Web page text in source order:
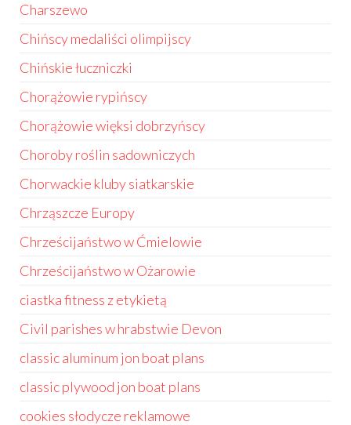
Charszewo
Chińscy medaliści olimpijscy
Chińskie łuczniczki
Chorążowie rypińscy
Chorążowie więksi dobrzyńscy
Choroby roślin sadowniczych
Chorwackie kluby siatkarskie
Chrząszcze Europy
Chrześcijaństwo w Ćmielowie
Chrześcijaństwo w Ożarowie
ciastka fitness z etykietą
Civil parishes w hrabstwie Devon
classic aluminum jon boat plans
classic plywood jon boat plans
cookies słodycze reklamowe